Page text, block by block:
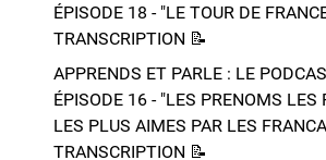
ÉPISODE 18 - "LE TOUR DE
TRANSCRIPTION 📝​
APPRENDS ET PARLE : LE
ÉPISODE 16 - "LES PRENOMS LES
LES PLUS AIMES PAR LES
TRANSCRIPTION 📝​